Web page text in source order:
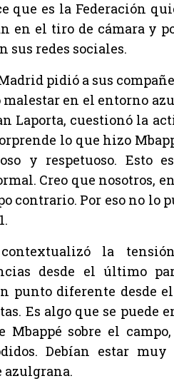
que es la Federación
en el tiro de cámara y
sus redes sociales.
pidió a sus
en el entorno
Laporta, cuestionó la
lo que hizo
y respetuoso. Esto
Creo que nosotros,
contrario. Por eso no lo
la
desde el último
punto diferente desde
Es algo que se puede
Mbappé sobre el
Debían estar muy